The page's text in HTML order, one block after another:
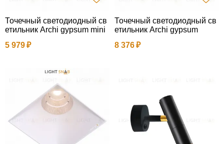
Точечный светодиодный св
етильник Archi gypsum mini
5 979
Точечный светодиодный св
етильник Archi gypsum
8 376